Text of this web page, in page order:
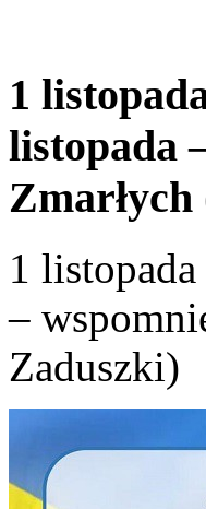
1
listopada
1
–
Zaduszki)